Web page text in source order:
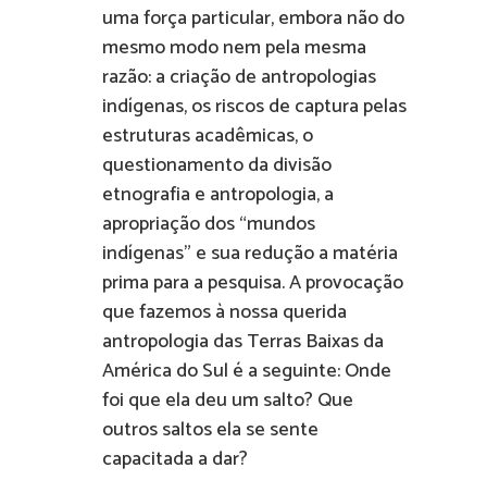
uma força particular, embora não do
mesmo modo nem pela mesma
razão: a criação de antropologias
indígenas, os riscos de captura pelas
estruturas acadêmicas, o
questionamento da divisão
etnografia e antropologia, a
apropriação dos “mundos
indígenas” e sua redução a matéria
prima para a pesquisa. A provocação
que fazemos à nossa querida
antropologia das Terras Baixas da
América do Sul é a seguinte: Onde
foi que ela deu um salto? Que
outros saltos ela se sente
capacitada a dar?